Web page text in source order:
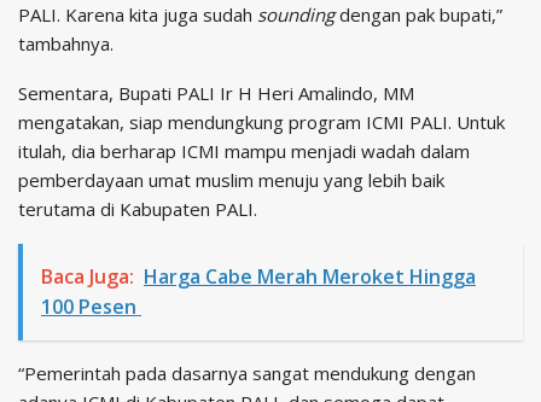
PALI. Karena kita juga sudah soundingdengan pak bupati,”
tambahnya.
Sementara, Bupati PALI Ir H Heri Amalindo, MM
mengatakan, siap mendungkung program ICMI PALI. Untuk
itulah, dia berharap ICMI mampu menjadi wadah dalam
pemberdayaan umat muslim menuju yang lebih baik
terutama di Kabupaten PALI.
Baca Juga: Harga Cabe Merah Meroket Hingga
100 Pesen
“Pemerintah pada dasarnya sangat mendukung dengan